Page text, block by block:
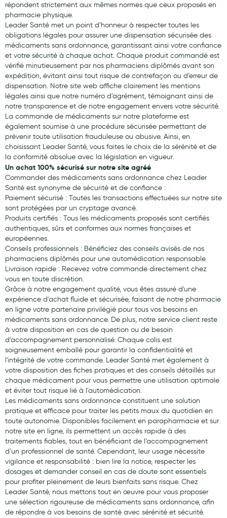
répondent strictement aux mêmes normes que ceux proposés en
pharmacie physique.
Leader Santé met un point d’honneur à respecter toutes les
obligations légales pour assurer une dispensation sécurisée des
médicaments sans ordonnance, garantissant ainsi votre confiance
et votre sécurité à chaque achat. Chaque produit commandé est
vérifié minutieusement par nos pharmaciens diplômés avant son
expédition, évitant ainsi tout risque de contrefaçon ou d’erreur de
dispensation. Notre site web affiche clairement les mentions
légales ainsi que notre numéro d’agrément, témoignant ainsi de
notre transparence et de notre engagement envers votre sécurité.
La commande de médicaments sur notre plateforme est
également soumise à une procédure sécurisée permettant de
prévenir toute utilisation frauduleuse ou abusive. Ainsi, en
choisissant Leader Santé, vous faites le choix de la sérénité et de
la conformité absolue avec la législation en vigueur.
Un achat 100% sécurisé sur notre site agréé
Commander des médicaments sans ordonnance chez Leader
Santé est synonyme de sécurité et de confiance :
Paiement sécurisé : Toutes les transactions effectuées sur notre site
sont protégées par un cryptage avancé.
Produits certifiés : Tous les médicaments proposés sont certifiés
authentiques, sûrs et conformes aux normes françaises et
européennes.
Conseils professionnels : Bénéficiez des conseils avisés de nos
pharmaciens diplômés pour une automédication responsable.
Livraison rapide : Recevez votre commande directement chez
vous en toute discrétion.
Grâce à notre engagement qualité, vous êtes assuré d'une
expérience d'achat fluide et sécurisée, faisant de notre pharmacie
en ligne votre partenaire privilégié pour tous vos besoins en
médicaments sans ordonnance. De plus, notre service client reste
à votre disposition en cas de question ou de besoin
d’accompagnement personnalisé. Chaque colis est
soigneusement emballé pour garantir la confidentialité et
l'intégrité de votre commande. Leader Santé met également à
votre disposition des fiches pratiques et des conseils détaillés sur
chaque médicament pour vous permettre une utilisation optimale
et éviter tout risque lié à l'automédication.
Les médicaments sans ordonnance constituent une solution
pratique et efficace pour traiter les petits maux du quotidien en
toute autonomie. Disponibles facilement en parapharmacie et sur
notre site en ligne, ils permettent un accès rapide à des
traitements fiables, tout en bénéficiant de l’accompagnement
d’un professionnel de santé. Cependant, leur usage nécessite
vigilance et responsabilité : bien lire la notice, respecter les
dosages et demander conseil en cas de doute sont essentiels
pour profiter pleinement de leurs bienfaits sans risque. Chez
Leader Santé, nous mettons tout en œuvre pour vous proposer
une sélection rigoureuse de médicaments sans ordonnance, afin
de répondre à vos besoins de santé avec sérénité et sécurité.